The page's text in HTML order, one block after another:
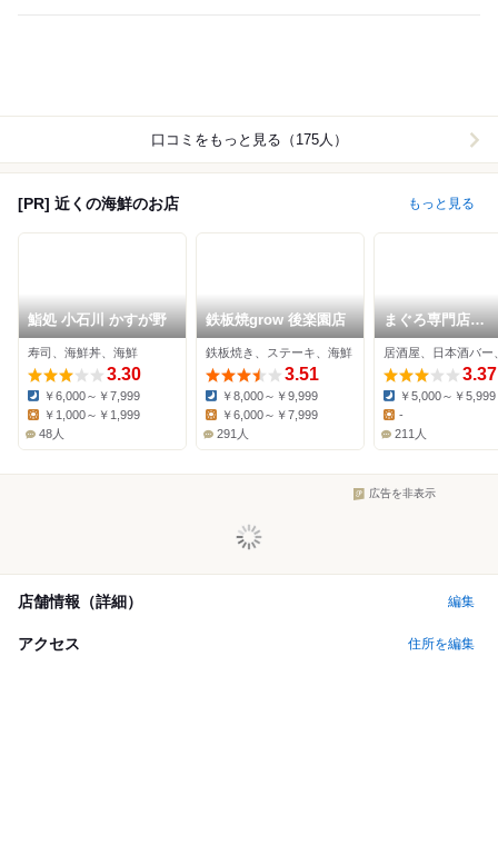
口コミをもっと見る（175人）
[PR] 近くの海鮮のお店 もっと見る
鮨処 小石川 かすが野
寿司、海鮮丼、海鮮
3.30
Dinner:
￥6,000～￥7,999
Lunch:
￥1,000～￥1,999
48人
鉄板焼grow 後楽園店
鉄板焼き、ステーキ、海鮮
3.51
Dinner:
￥8,000～￥9,999
￥6,000～￥7,999
291人
まぐろ専門店
MEGRO
居酒屋、日本酒バー
3.37
Dinner:
￥5,000～￥5,999
-
211人
広告を非表示
店舗情報（詳細） 編集
アクセス 住所を編集